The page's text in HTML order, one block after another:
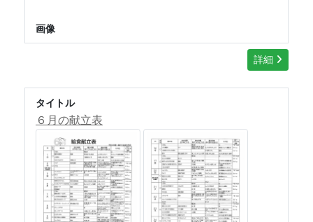
画像
詳細
タイトル
６月の献立表